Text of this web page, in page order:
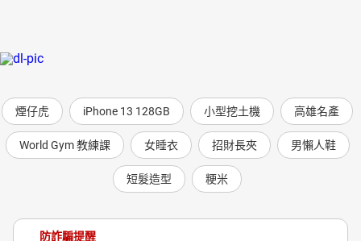
煙仔虎 iPhone 13 128GB 小型挖土機 高雄名產
World Gym 教練課 女睡衣 招財長夾 男懶人鞋
短髮造型 粳米
防詐騙提醒